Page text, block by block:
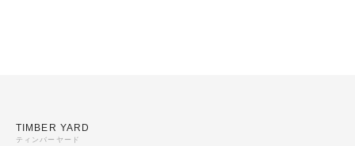
TIMBER YARD
ティンバーヤード